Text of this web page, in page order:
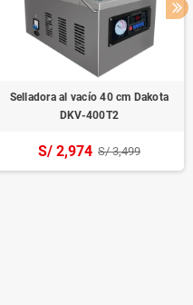
Selladora al vacío 40 cm Dakota
DKV-400T2
S/ 2,974 S/ 3,499